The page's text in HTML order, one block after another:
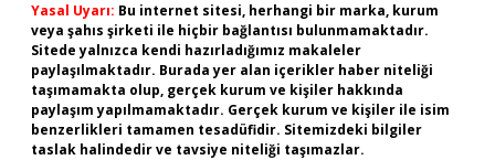
Yasal Uyarı: Bu internet sitesi, herhangi bir marka, kurum
veya şahıs şirketi ile hiçbir bağlantısı bulunmamaktadır.
Sitede yalnızca kendi hazırladığımız makaleler
paylaşılmaktadır. Burada yer alan içerikler haber niteliği
taşımamakta olup, gerçek kurum ve kişiler hakkında
paylaşım yapılmamaktadır. Gerçek kurum ve kişiler ile isim
benzerlikleri tamamen tesadüfidir. Sitemizdeki bilgiler
taslak halindedir ve tavsiye niteliği taşımazlar.